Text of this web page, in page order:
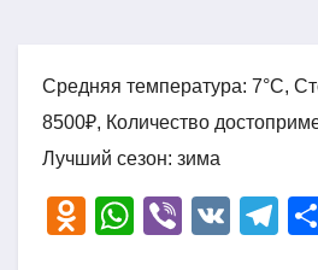
Средняя температура: 7°C,
8500₽, Количество
Лучший сезон: зима
O
W
Vi
V
T